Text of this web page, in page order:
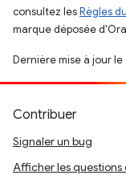
consultez lesRègles
marque déposée
Dernière mise à jour le
Contribuer
Signaler un bug
Afficher les questions